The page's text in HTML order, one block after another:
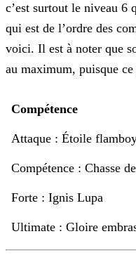
c’est surtout le niveau 6
qui est de l’ordre des
voici. Il est à noter que
au maximum, puisque
Compétence
Attaque : Étoile
Compétence : Chasse
Forte : Ignis Lupa
Ultimate : Gloire